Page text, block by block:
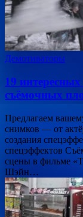
Демотиваторы
19
съёмочных
Предлагаем
снимков — от
создания
спецэффектов
сцены в фильме
Шэйн…